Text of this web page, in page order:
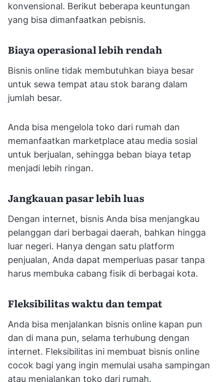
konvensional. Berikut beberapa keuntungan
yang bisa dimanfaatkan pebisnis.
Biaya operasional lebih rendah
Bisnis online tidak membutuhkan biaya besar
untuk sewa tempat atau stok barang dalam
jumlah besar.
Anda bisa mengelola toko dari rumah dan
memanfaatkan marketplace atau media sosial
untuk berjualan, sehingga beban biaya tetap
menjadi lebih ringan.
Jangkauan pasar lebih luas
Dengan internet, bisnis Anda bisa menjangkau
pelanggan dari berbagai daerah, bahkan hingga
luar negeri. Hanya dengan satu platform
penjualan, Anda dapat memperluas pasar tanpa
harus membuka cabang fisik di berbagai kota.
Fleksibilitas waktu dan tempat
Anda bisa menjalankan bisnis online kapan pun
dan di mana pun, selama terhubung dengan
internet. Fleksibilitas ini membuat bisnis online
cocok bagi yang ingin memulai usaha sampingan
atau menjalankan toko dari rumah.